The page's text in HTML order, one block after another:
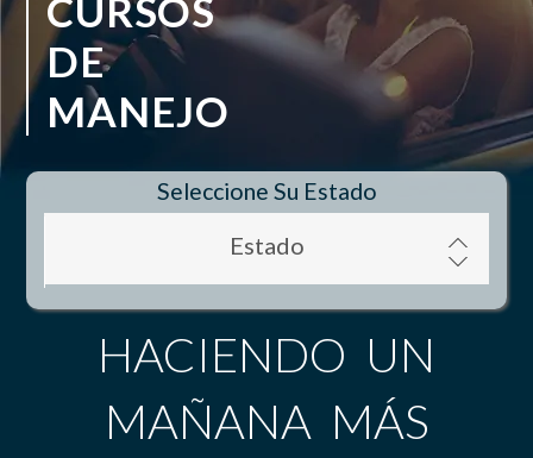
CURSOS
DE
MANEJO
Seleccione Su Estado
Estado
HACIENDO UN
MAÑANA MÁS